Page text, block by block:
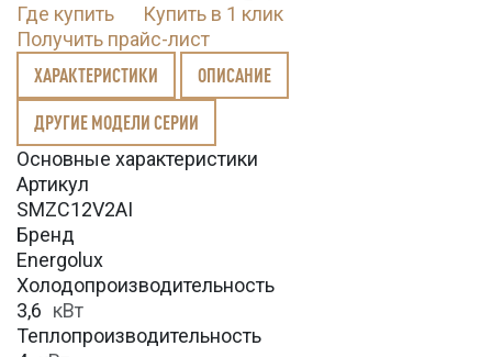
Где купить
Купить в 1 клик
Получить прайс-лист
ХАРАКТЕРИСТИКИ ОПИСАНИЕ
ДРУГИЕ МОДЕЛИ СЕРИИ
Основные характеристики
Артикул
SMZC12V2AI
Бренд
Energolux
Холодопроизводительность
3,6 кВт
Теплопроизводительность